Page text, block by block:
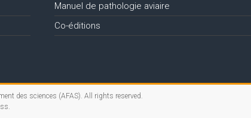
Manuel de pathologie aviaire
Co-éditions
des sciences (AFAS). All rights reserved.
.